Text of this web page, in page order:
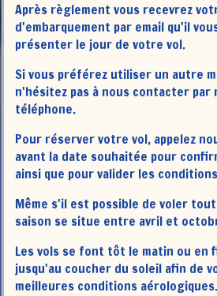
Après règlement vous recevrez
d'embarquement par email qu'il
présenter le jour de votre vol.
Si vous préférez utiliser un autre
n'hésitez pas à nous contacter par
téléphone.
Pour réserver votre vol, appelez
avant la date souhaitée pour
ainsi que pour valider les
Même s'il est possible de voler
saison se situe entre avril et
Les vols se font tôt le matin ou en
jusqu'au coucher du soleil afin de
meilleures conditions